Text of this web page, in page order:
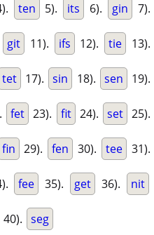
ten 5). its 6). gin 7).
git 11). ifs 12). tie 13).
tet 17). sin 18). sen 19).
fet 23). fit 24). set 25).
fin 29). fen 30). tee 31).
fee 35). get 36). nit
40). seg